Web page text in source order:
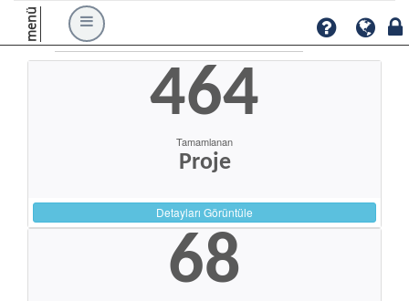
menü
464
Tamamlanan
Proje
Detayları Görüntüle
68